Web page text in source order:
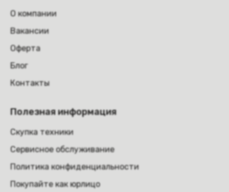
О компании
Вакансии
Оферта
Блог
Контакты
Полезная информация
Скупка техники
Сервисное обслуживание
Политика конфиденциальности
Покупайте как юрлицо